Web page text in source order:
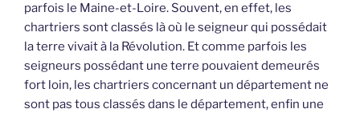
parfois le Maine-et-Loire. Souvent, en effet, les
chartriers sont classés là où le seigneur qui possédait
la terre vivait à la Révolution. Et comme parfois les
seigneurs possédant une terre pouvaient demeurés
fort loin, les chartriers concernant un département ne
sont pas tous classés dans le département, enfin une